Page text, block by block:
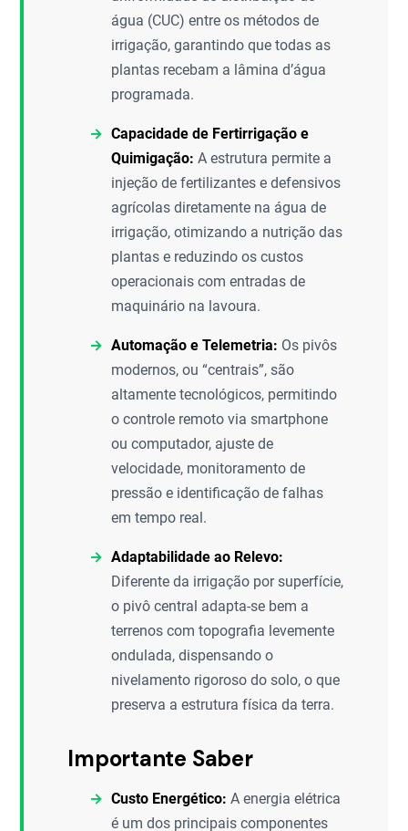
água (CUC) entre os métodos de
irrigação, garantindo que todas as
plantas recebam a lâmina d’água
programada.
Capacidade de Fertirrigação e
Quimigação: A estrutura permite a
injeção de fertilizantes e defensivos
agrícolas diretamente na água de
irrigação, otimizando a nutrição das
plantas e reduzindo os custos
operacionais com entradas de
maquinário na lavoura.
Automação e Telemetria: Os pivôs
modernos, ou “centrais”, são
altamente tecnológicos, permitindo
o controle remoto via smartphone
ou computador, ajuste de
velocidade, monitoramento de
pressão e identificação de falhas
em tempo real.
Adaptabilidade ao Relevo:
Diferente da irrigação por superfície,
o pivô central adapta-se bem a
terrenos com topografia levemente
ondulada, dispensando o
nivelamento rigoroso do solo, o que
preserva a estrutura física da terra.
Importante Saber
Custo Energético: A energia elétrica
é um dos principais componentes